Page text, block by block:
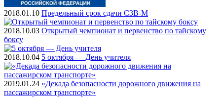
2018.01.10 Предельный срок сдачи СЗВ-М
2018.10.03 Открытый чемпионат и первенство по тайскому
боксу
2018.10.04 5 октября — День учителя
2019.01.24 «Декада безопасности дорожного движения на
пассажирском транспорте»